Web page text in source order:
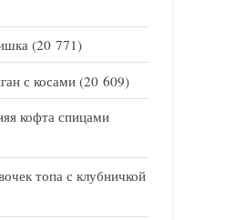
(20 771)
с косами (20 609)
кофта спицами
топа с клубничкой